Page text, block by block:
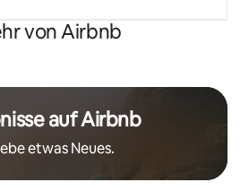
von Airbnb
auf Airbnb
etwas Neues.